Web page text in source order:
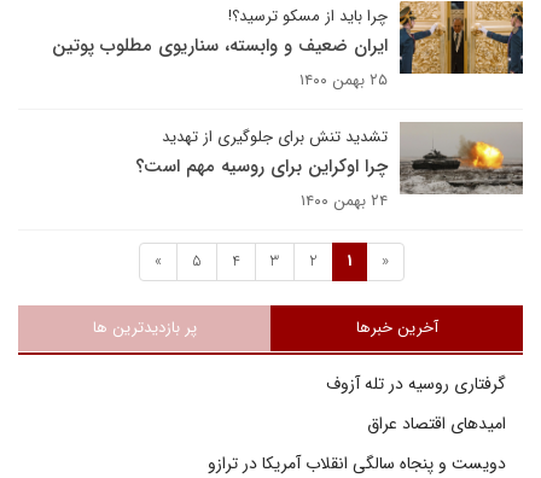
چرا باید از مسکو ترسید؟!
ایران ضعیف و وابسته، سناریوی مطلوب پوتین
۲۵ بهمن ۱۴۰۰
تشدید تنش برای جلوگیری از تهدید
چرا اوکراین برای روسیه مهم است؟
۲۴ بهمن ۱۴۰۰
«
1
2
3
4
5
»
آخرین خبرها پر بازدیدترین ها
گرفتاری روسیه در تله آزوف
امیدهای اقتصاد عراق
دویست و پنجاه سالگی انقلاب آمریکا در ترازو